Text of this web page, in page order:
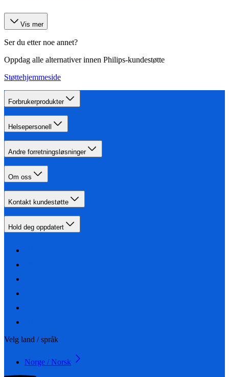
Vis mer
Ser du etter noe annet?
Oppdag alle alternativer innen Philips-kundestøtte
Støttehjemmeside
Forbrukerprodukter
Helsepersonell
Andre forretningsløsninger
Om oss
Kontakt kundestøtte
Hold deg oppdatert
Velg land / språk
Norge / Norsk